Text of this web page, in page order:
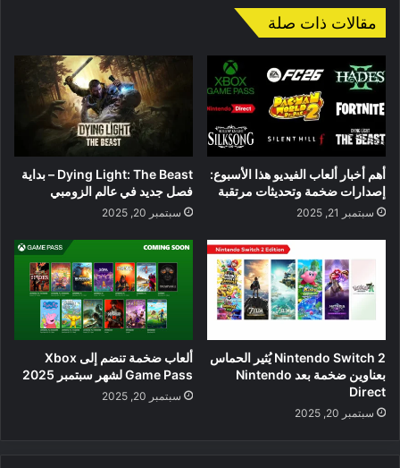
مقالات ذات صلة
أهم أخبار ألعاب الفيديو هذا الأسبوع:
إصدارات ضخمة وتحديثات مرتقبة
سبتمبر 21, 2025
Dying Light: The Beast – بداية
فصل جديد في عالم الزومبي
سبتمبر 20, 2025
Nintendo Switch 2 يُثير الحماس
بعناوين ضخمة بعد Nintendo
Direct
سبتمبر 20, 2025
ألعاب ضخمة تنضم إلى Xbox
Game Pass لشهر سبتمبر 2025
سبتمبر 20, 2025